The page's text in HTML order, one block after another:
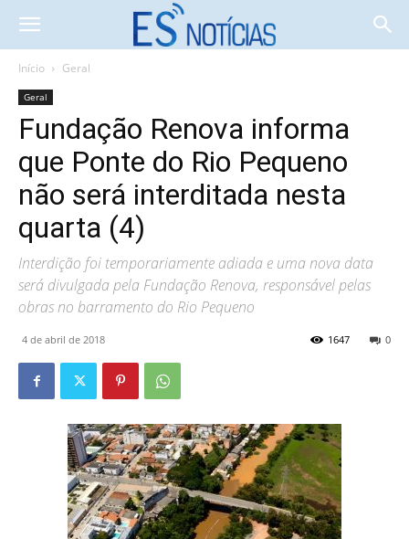
Início Geral
Geral
Fundação Renova informa
que Ponte do Rio Pequeno
não será interditada nesta
quarta (4)
Interdição foi temporariamente adiada e uma nova data
será divulgada pela Fundação Renova, responsável pelas
obras no barramento do Rio Pequeno
4 de abril de 2018 0
1647